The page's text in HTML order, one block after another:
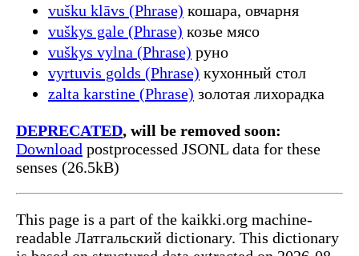
vušku klāvs (Phrase) кошара, овчарня
vuškys gale (Phrase) козье мясо
vuškys vylna (Phrase) руно
vyrtuvis golds (Phrase) кухонный стол
zalta karstine (Phrase) золотая лихорадка
DEPRECATED, will be removed soon:
Download postprocessed JSONL data for these
senses (26.5kB)
This page is a part of the kaikki.org machine-
readable Латгальский dictionary. This dictionary